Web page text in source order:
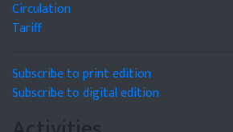
Circulation
Tariff
Subscribe to print edition
Subscribe to digital edition